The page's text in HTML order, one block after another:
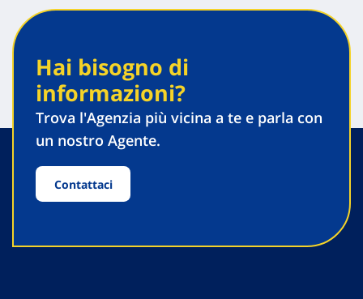
Hai bisogno di
informazioni?
Trova l'Agenzia più vicina a te e parla con
un nostro Agente.
Contattaci